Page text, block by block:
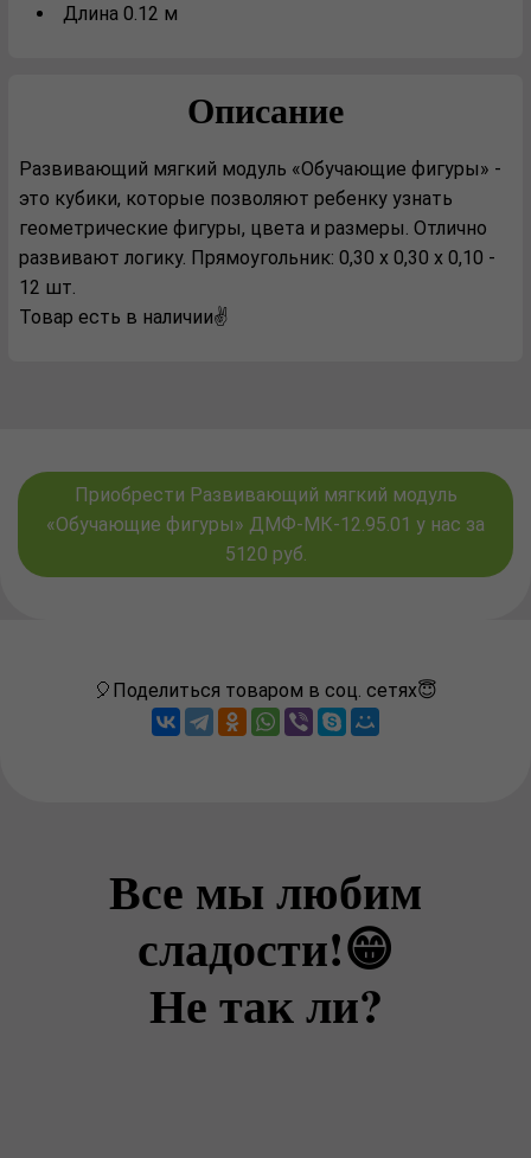
Длина 0.12 м
Описание
Развивающий мягкий модуль «Обучающие фигуры» -
это кубики, которые позволяют ребенку узнать
геометрические фигуры, цвета и размеры. Отлично
развивают логику. Прямоугольник: 0,30 х 0,30 х 0,10 -
12 шт.
Товар есть в наличии✌️
Приобрести Развивающий мягкий модуль
«Обучающие фигуры» ДМФ-МК-12.95.01 у нас за
5120 руб.
🎈Поделиться товаром в соц. сетях😇
Все мы любим
сладости!😁
Не так ли?